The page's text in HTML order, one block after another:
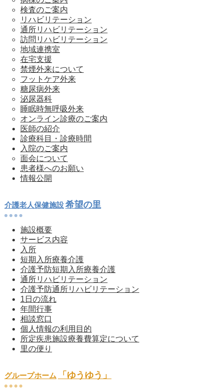
検査のご案内
リハビリテーション
通所リハビリテーション
訪問リハビリテーション
地域連携室
在宅支援
禁煙外来について
フットケア外来
糖尿病外来
泌尿器科
睡眠時無呼吸外来
オンライン診療のご案内
医師の紹介
診療科目・診療時間
入院のご案内
面会について
患者様へのお願い
情報公開
介護老人保健施設希望の里
施設概要
サービス内容
入所
短期入所療養介護
介護予防短期入所療養介護
通所リハビリテーション
介護予防通所リハビリテーション
1日の流れ
年間行事
相談窓口
個人情報の利用目的
所定疾患施設療養費算定について
里の便り
グループホーム 「ゆうゆう」